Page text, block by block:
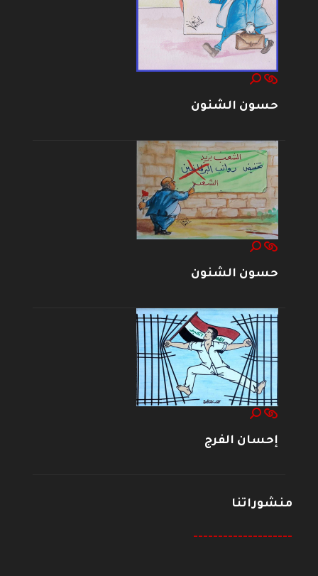
حسون الشنون
حسون الشنون
إحسان الفرج
منشوراتنا
--------------------